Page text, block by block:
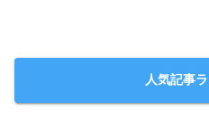
人気記事